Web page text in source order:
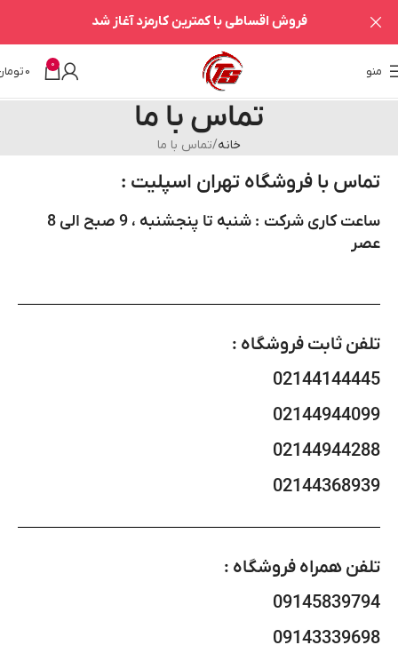
منو 0
0
تماس با ما
خانه تماس با ما
تماس با فروشگاه تهران اسپلیت :
ساعت کاری شرکت : شنبه تا پنجشنبه ، 9 صبح الی 8
عصر
تلفن ثابت فروشگاه :
02144144445
02144944099
02144944288
02144368939
تلفن همراه فروشگاه :
09145839794
09143339698
فروش اقساطی با کمترین کارمزد آغاز شد